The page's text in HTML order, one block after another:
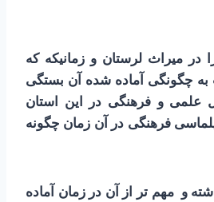
میراث لرستان و زمانیکه که
چگونگی آماده شده آن بستگی
علمی و فرهنگی در این استان
فرهنگی در آن زمان چگونه
سال گذشته و مهم تر از آن در زمان آماده